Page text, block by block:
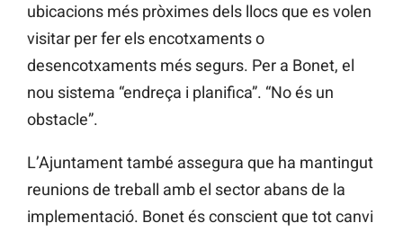
ubicacions més pròximes dels llocs que es volen
visitar per fer els encotxaments o
desencotxaments més segurs. Per a Bonet, el
nou sistema “endreça i planifica”. “No és un
obstacle”.
L’Ajuntament també assegura que ha mantingut
reunions de treball amb el sector abans de la
implementació. Bonet és conscient que tot canvi